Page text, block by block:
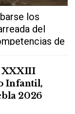
los
del
de
XXXIII
Infantil,
2026